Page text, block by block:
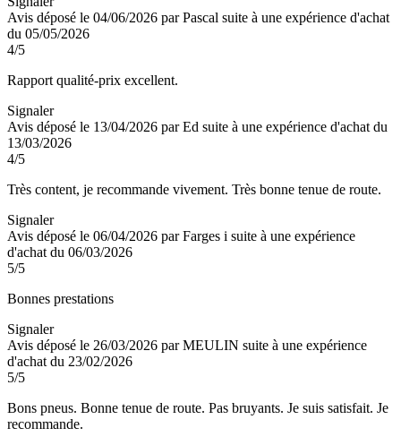
Avis déposé le 04/06/2026 par Pascal suite à une expérience d'achat
du 05/05/2026
4/5
Rapport qualité-prix excellent.
Signaler
Avis déposé le 13/04/2026 par Ed suite à une expérience d'achat du
13/03/2026
4/5
Très content, je recommande vivement. Très bonne tenue de route.
Signaler
Avis déposé le 06/04/2026 par Farges i suite à une expérience
d'achat du 06/03/2026
5/5
Bonnes prestations
Signaler
Avis déposé le 26/03/2026 par MEULIN suite à une expérience
d'achat du 23/02/2026
5/5
Bons pneus. Bonne tenue de route. Pas bruyants. Je suis satisfait. Je
recommande.